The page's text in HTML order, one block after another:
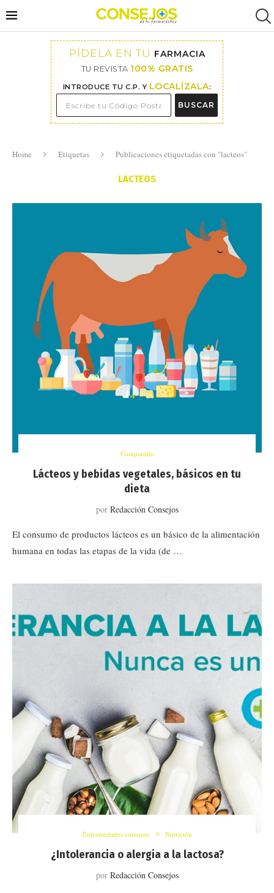
PÍDELA EN TU FARMACIA
TU REVISTA 100% GRATIS
INTRODUCE TU C.P. Y LOCALÍZALA:
BUSCAR
Home Etiquetas Publicaciones etiquetadas con "lacteos"
LACTEOS
Compartido
Lácteos y bebidas vegetales, básicos en tu
dieta
por Redacción Consejos
El consumo de productos lácteos es un básico de la alimentación
humana en todas las etapas de la vida (de …
Enfermedades comunes Nutrición
¿Intolerancia o alergia a la lactosa?
por Redacción Consejos